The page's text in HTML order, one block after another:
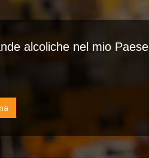
alcoliche nel mio Paese